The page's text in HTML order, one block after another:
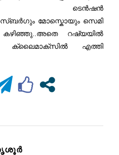
ടെന്‍ഷന്‍
മോസ്കൊയും സെമി
കഴിഞ്ഞു..അതെ റഷ്യയില്‍
ക്ലൈമാക്സില്‍ എത്തി